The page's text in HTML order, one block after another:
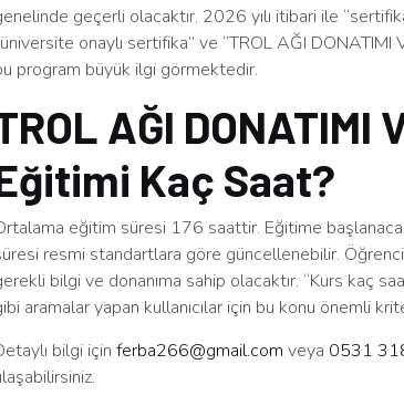
geçerli olacaktır. 2026 yılı itibari ile
onaylı sertifika” ve “TROL AĞI
program büyük ilgi görmektedir.
AĞI DONATIMI
Kaç Saat?
eğitim süresi 176 saattir. Eğitime
resmi standartlara göre güncellenebilir.
bilgi ve donanıma sahip olacaktır. “Kurs kaç
aramalar yapan kullanıcılar için bu konu önemli
bilgi için ferba266@gmail.com veya 0531